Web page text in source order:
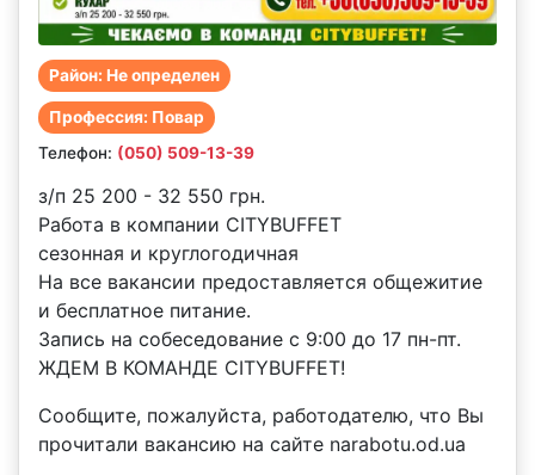
Район: Не определен
Профессия: Повар
Телефон: (050) 509-13-39
з/п 25 200 - 32 550 грн.
Работа в компании CITYBUFFET
сезонная и круглогодичная
На все вакансии предоставляется общежитие
и бесплатное питание.
Запись на собеседование с 9:00 до 17 пн-пт.
ЖДЕМ В КОМАНДЕ CITYBUFFET!
Сообщите, пожалуйста, работодателю, что Вы
прочитали вакансию на сайте narabotu.od.ua